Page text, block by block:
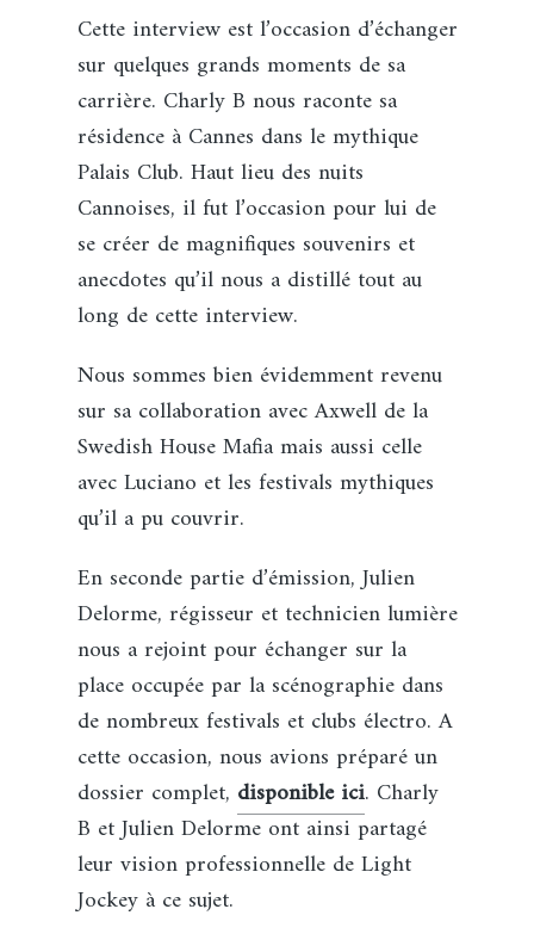
Cette interview est l’occasion d’échanger
sur quelques grands moments de sa
carrière. Charly B nous raconte sa
résidence à Cannes dans le mythique
Palais Club. Haut lieu des nuits
Cannoises, il fut l’occasion pour lui de
se créer de magnifiques souvenirs et
anecdotes qu’il nous a distillé tout au
long de cette interview.
Nous sommes bien évidemment revenu
sur sa collaboration avec Axwell de la
Swedish House Mafia mais aussi celle
avec Luciano et les festivals mythiques
qu’il a pu couvrir.
En seconde partie d’émission, Julien
Delorme, régisseur et technicien lumière
nous a rejoint pour échanger sur la
place occupée par la scénographie dans
de nombreux festivals et clubs électro. A
cette occasion, nous avions préparé un
dossier complet, disponible ici. Charly
B et Julien Delorme ont ainsi partagé
leur vision professionnelle de Light
Jockey à ce sujet.